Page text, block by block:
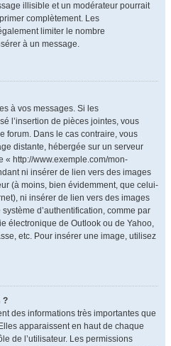
illisible et un modérateur pourrait
complètement. Les
limiter le nombre
à un message.
à vos messages. Si les
l’insertion de pièces jointes, vous
forum. Dans le cas contraire, vous
distante, hébergée sur un serveur
« http://www.exemple.com/mon-
ni insérer de lien vers des images
(à moins, bien évidemment, que celui-
ni insérer de lien vers des images
d’authentification, comme par
électronique de Outlook ou de Yahoo,
etc. Pour insérer une image, utilisez
?
des informations très importantes que
apparaissent en haut de chaque
de l’utilisateur. Les permissions